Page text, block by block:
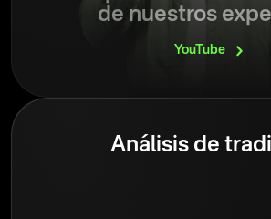
de nuestros
YouTube
Análisis de